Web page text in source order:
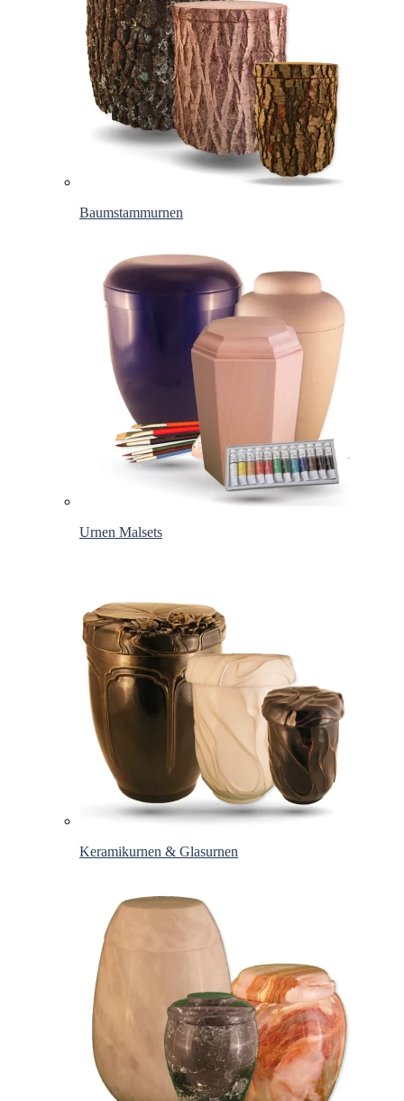
Baumstammurnen
Urnen Malsets
Keramikurnen & Glasurnen